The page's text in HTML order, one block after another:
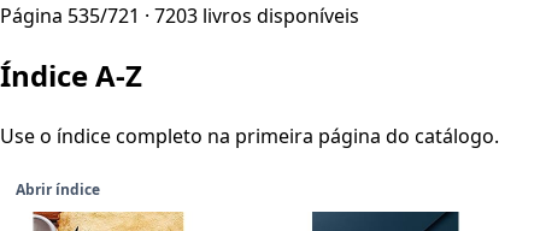
Página 535/721 · 7203 livros disponíveis
Índice A-Z
Use o índice completo na primeira página do catálogo.
Abrir índice